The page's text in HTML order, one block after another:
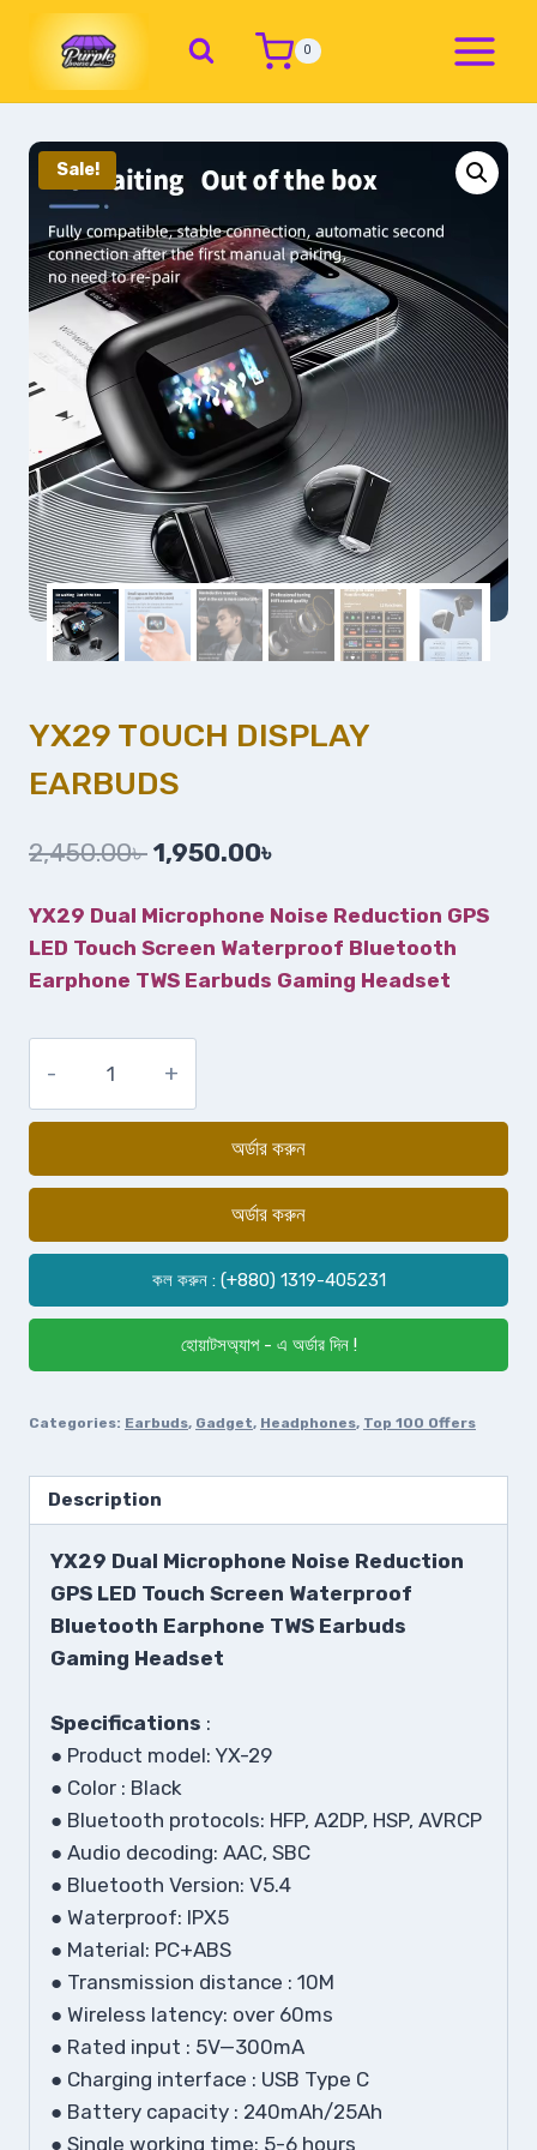
0
Sale!
YX29 TOUCH DISPLAY
EARBUDS
2,450.00৳ 1,950.00৳
YX29 Dual Microphone Noise Reduction GPS
LED Touch Screen Waterproof Bluetooth
Earphone TWS Earbuds Gaming Headset
অর্ডার করুন
অর্ডার করুন
কল করুন : (+880) 1319-405231
হোয়াটসঅ্যাপ - এ অর্ডার দিন !
Categories: Earbuds, Gadget, Headphones, Top 100 Offers
Description
YX29 Dual Microphone Noise Reduction
GPS LED Touch Screen Waterproof
Bluetooth Earphone TWS Earbuds
Gaming Headset
Specifications :
● Product model: YX-29
● Color : Black
● Bluetooth protocols: HFP, A2DP, HSP, AVRCP
● Audio decoding: AAC, SBC
● Bluetooth Version: V5.4
● Waterproof: IPX5
● Material: PC+ABS
● Transmission distance : 10M
● Wireless latency: over 60ms
● Rated input : 5V—300mA
● Charging interface : USB Type C
● Battery capacity : 240mAh/25Ah
● Single working time: 5-6 hours